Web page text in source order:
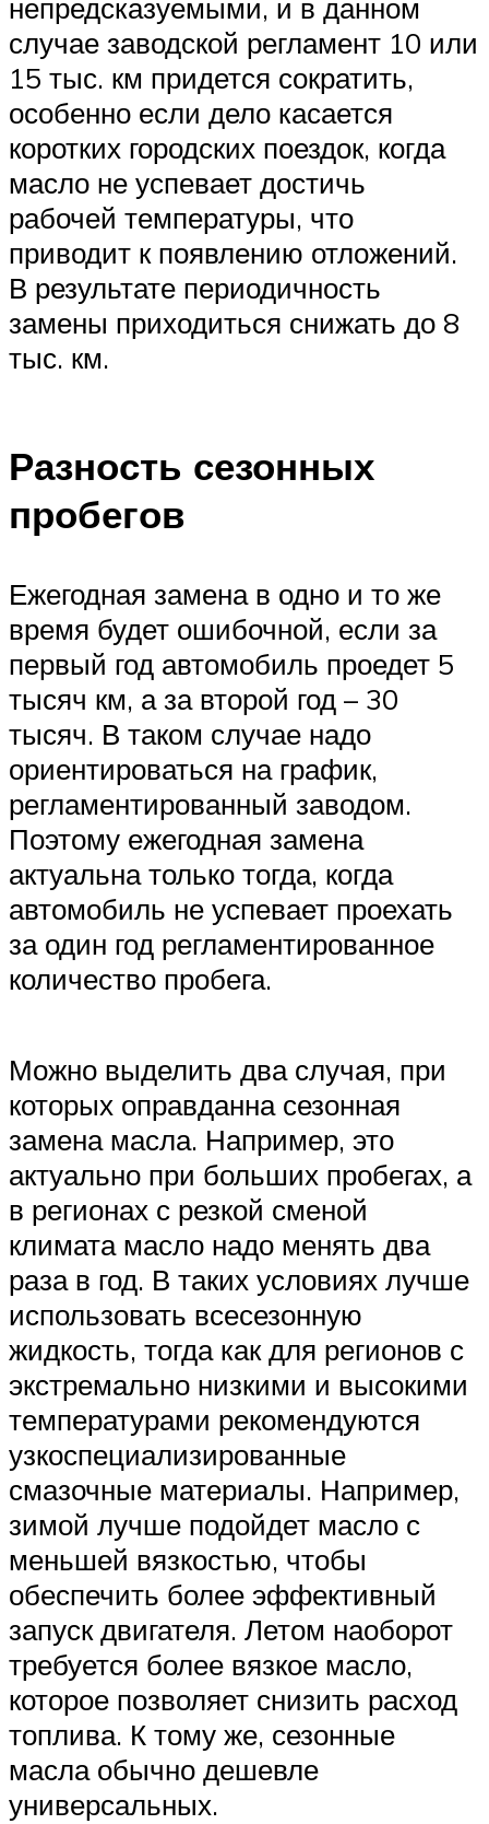
непредсказуемыми, и в данном
случае заводской регламент 10 или
15 тыс. км придется сократить,
особенно если дело касается
коротких городских поездок, когда
масло не успевает достичь
рабочей температуры, что
приводит к появлению отложений.
В результате периодичность
замены приходиться снижать до 8
тыс. км.
Разность сезонных
пробегов
Ежегодная замена в одно и то же
время будет ошибочной, если за
первый год автомобиль проедет 5
тысяч км, а за второй год – 30
тысяч. В таком случае надо
ориентироваться на график,
регламентированный заводом.
Поэтому ежегодная замена
актуальна только тогда, когда
автомобиль не успевает проехать
за один год регламентированное
количество пробега.
Можно выделить два случая, при
которых оправданна сезонная
замена масла. Например, это
актуально при больших пробегах, а
в регионах с резкой сменой
климата масло надо менять два
раза в год. В таких условиях лучше
использовать всесезонную
жидкость, тогда как для регионов с
экстремально низкими и высокими
температурами рекомендуются
узкоспециализированные
смазочные материалы. Например,
зимой лучше подойдет масло с
меньшей вязкостью, чтобы
обеспечить более эффективный
запуск двигателя. Летом наоборот
требуется более вязкое масло,
которое позволяет снизить расход
топлива. К тому же, сезонные
масла обычно дешевле
универсальных.